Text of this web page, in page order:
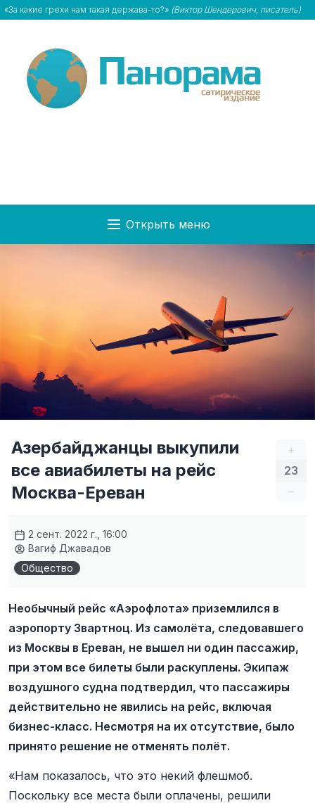
«За какие грехи нам такая держава-то?» (Виктор Шендерович, писатель)
Открыть меню
+
23
–
Азербайджанцы выкупили
все авиабилеты на рейс
Москва-Ереван
2 сент. 2022 г., 16:00
Вагиф Джавадов
Общество
Необычный рейс «Аэрофлота» приземлился в
аэропорту Звартноц. Из самолёта, следовавшего
из Москвы в Ереван, не вышел ни один пассажир,
при этом все билеты были раскуплены. Экипаж
воздушного судна подтвердил, что пассажиры
действительно не явились на рейс, включая
бизнес-класс. Несмотря на их отсутствие, было
принято решение не отменять полёт.
«Нам показалось, что это некий флешмоб.
Поскольку все места были оплачены, решили